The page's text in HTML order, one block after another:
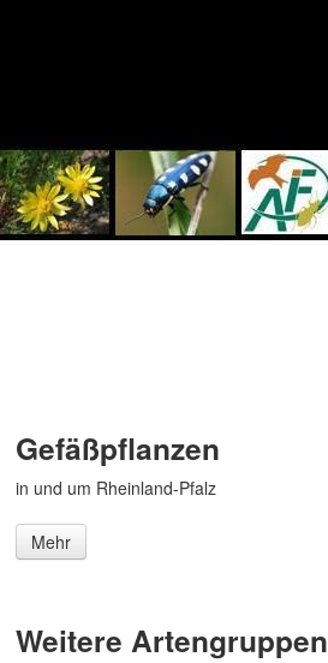
Gefäßpflanzen
in und um Rheinland-Pfalz
Mehr
Weitere Artengruppen